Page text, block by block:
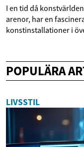
I en tid då
arenor, har en
konstinstallationer i
POPULÄRA
LIVSSTIL